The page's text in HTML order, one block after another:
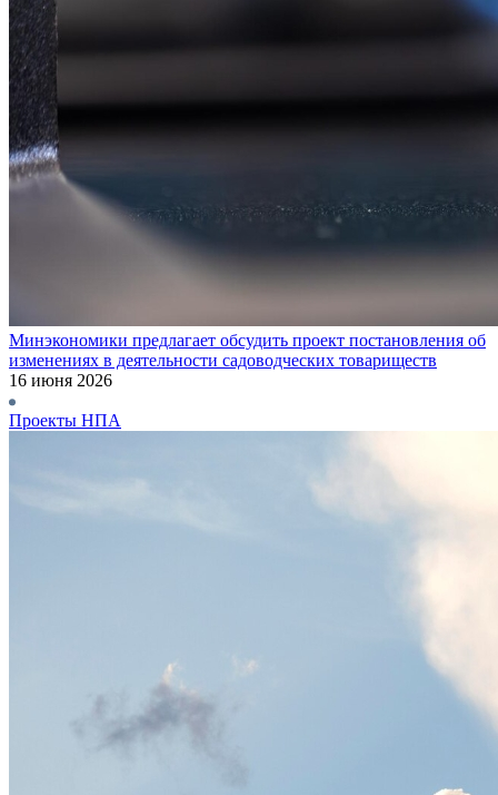
Минэкономики предлагает обсудить проект постановления об
изменениях в деятельности садоводческих товариществ
16 июня 2026
Проекты НПА